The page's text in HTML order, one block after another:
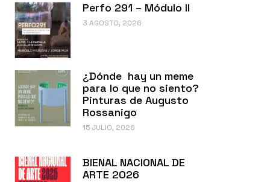
Perfo 291 – Módulo II
3 AGOSTO, 2026
¿Dónde hay un meme
para lo que no siento?
Pinturas de Augusto
Rossanigo
15 JULIO, 2026
BIENAL NACIONAL DE
ARTE 2026